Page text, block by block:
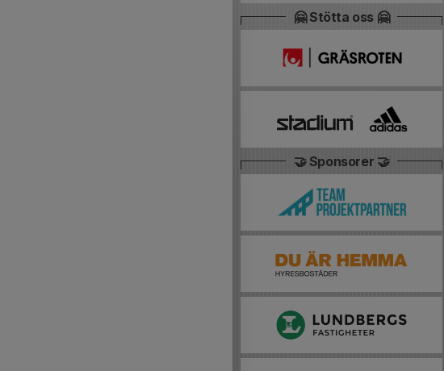
🤗 Stötta oss 🤗
🤝 Sponsorer 🤝